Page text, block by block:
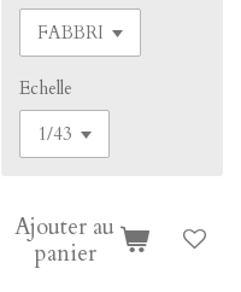
Echelle
Ajouter au
panier